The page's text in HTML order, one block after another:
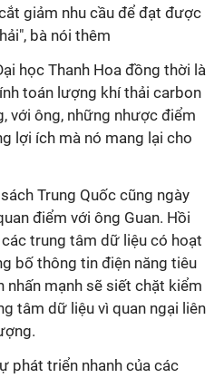
giảm nhu cầu để đạt được
bà nói thêm
học Thanh Hoa đồng thời là
toán lượng khí thải carbon
với ông, những nhược điểm
lợi ích mà nó mang lại cho
Trung Quốc cũng ngày
điểm với ông Guan. Hồi
trung tâm dữ liệu có hoạt
bố thông tin điện năng tiêu
nhấn mạnh sẽ siết chặt kiểm
tâm dữ liệu vì quan ngại liên
phát triển nhanh của các